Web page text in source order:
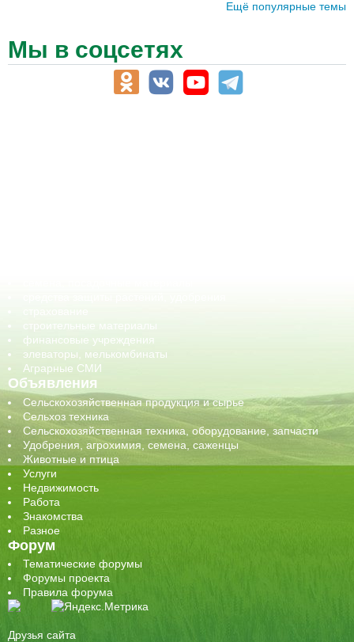
Ещё популярные темы
Мы в соцсетях
строительные материалы
финансовые учреждения
элеваторы, мелькомбинаты
Аграрные СМИ
Объявления
Сельскохозяйственная продукция и сырье
Сельхоз техника
Сельскохозяйственная техника, оборудование, запчасти
Удобрения, агрохимия, семена, саженцы
Животные и птица
Услуги
Недвижимость
Работа
Знакомства
Разное
Форум
Тематические форумы
Форумы проекта
Правила форума
Друзья сайта